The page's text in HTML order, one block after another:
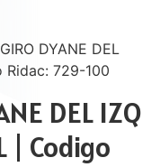
DYANE DEL
Ridac: 729-100
DEL IZQ
| Codigo